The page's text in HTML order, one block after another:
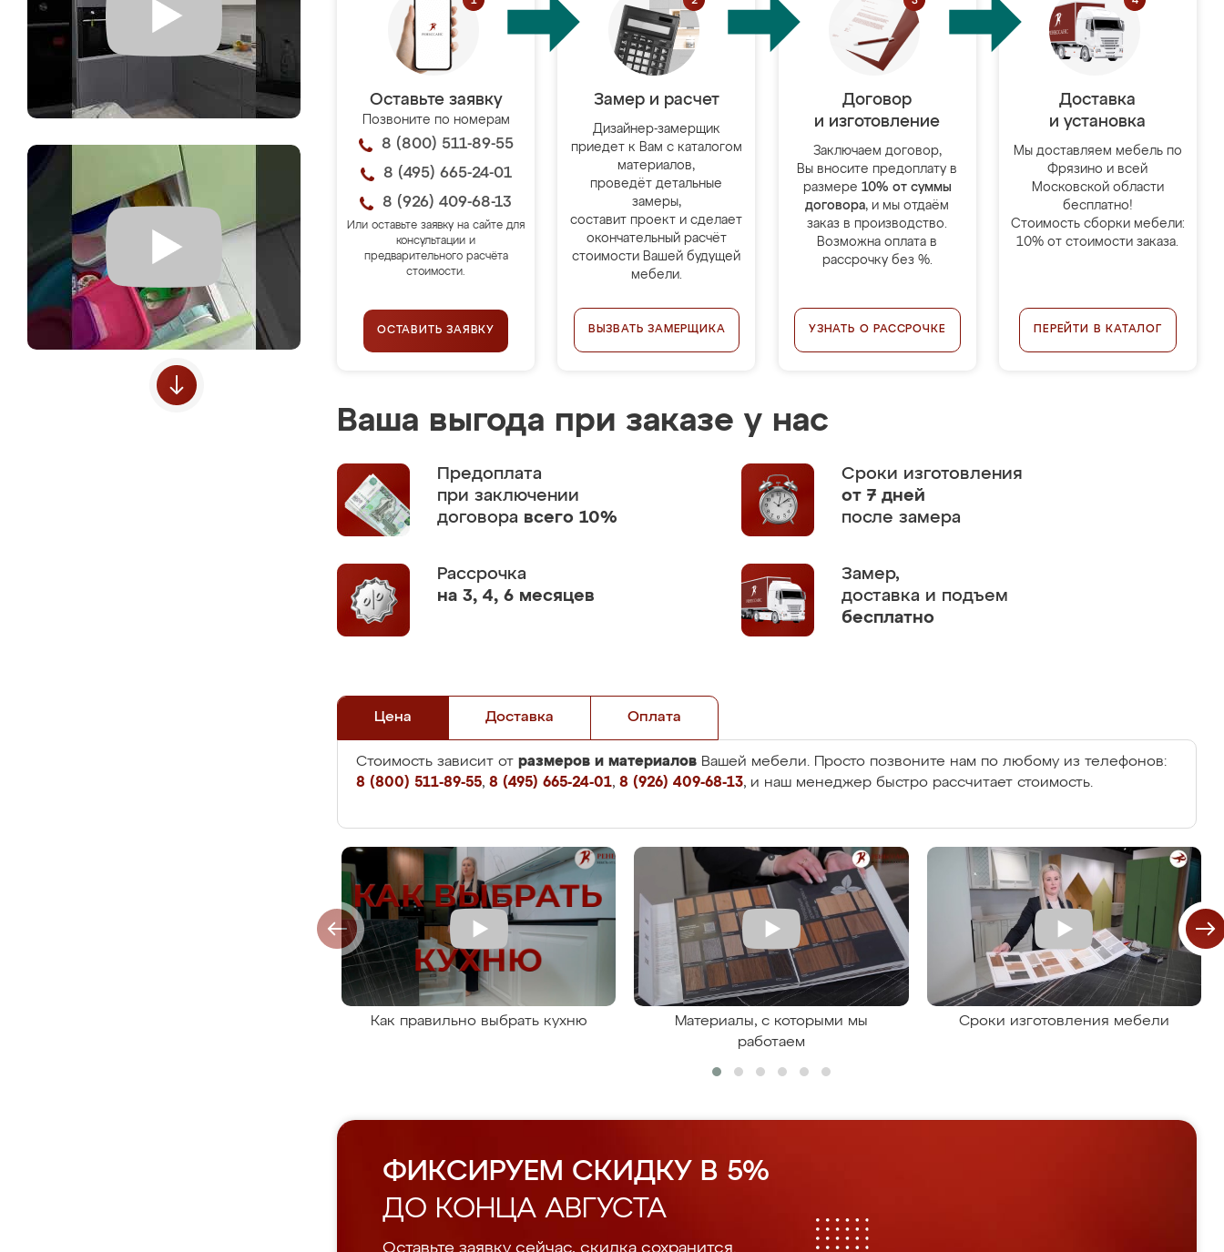
Оставьте заявку
Позвоните по номерам
8 (800) 511-89-55
8 (495) 665-24-01
8 (926) 409-68-13
Или оставьте заявку на сайте для
консультации и
предварительного расчёта
стоимости.
ОСТАВИТЬ ЗАЯВКУ
Замер и расчет
Дизайнер-замерщик
приедет к Вам с каталогом
материалов,
проведёт детальные
замеры,
составит проект и сделает
окончательный расчёт
стоимости Вашей будущей
мебели.
ВЫЗВАТЬ ЗАМЕРЩИКА
Договор
и изготовление
Заключаем договор,
Вы вносите предоплату в
размере 10% от суммы
договора, и мы отдаём
заказ в производство.
Возможна оплата в
рассрочку без %.
УЗНАТЬ О РАССРОЧКЕ
Доставка
и установка
Мы доставляем мебель по
Фрязино и всей
Московской области
бесплатно!
Стоимость сборки мебели:
10% от стоимости заказа.
ПЕРЕЙТИ В КАТАЛОГ
Ваша выгода при заказе у нас
Предоплата
при заключении
договора всего 10%
Сроки изготовления
от 7 дней
после замера
Рассрочка
на 3, 4, 6 месяцев
Замер,
доставка и подъем
бесплатно
Цена Доставка Оплата
Стоимость зависит от размеров и материалов Вашей мебели. Просто позвоните нам по любому из телефонов:
8 (800) 511-89-55, 8 (495) 665-24-01, 8 (926) 409-68-13, и наш менеджер быстро рассчитает стоимость.
Как правильно выбрать кухню
Материалы, с которыми мы
работаем
Сроки изготовления мебели
ФИКСИРУЕМ СКИДКУ В 5%
ДО КОНЦА АВГУСТА
Оставьте заявку сейчас, скидка сохранится.